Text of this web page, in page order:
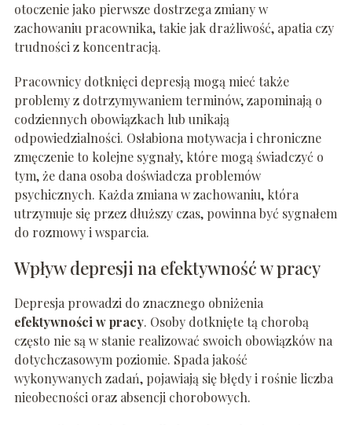
otoczenie jako pierwsze dostrzega zmiany w
zachowaniu pracownika, takie jak drażliwość, apatia czy
trudności z koncentracją.
Pracownicy dotknięci depresją mogą mieć także
problemy z dotrzymywaniem terminów, zapominają o
codziennych obowiązkach lub unikają
odpowiedzialności. Osłabiona motywacja i chroniczne
zmęczenie to kolejne sygnały, które mogą świadczyć o
tym, że dana osoba doświadcza problemów
psychicznych. Każda zmiana w zachowaniu, która
utrzymuje się przez dłuższy czas, powinna być sygnałem
do rozmowy i wsparcia.
Wpływ depresji na efektywność w pracy
Depresja prowadzi do znacznego obniżenia
efektywności w pracy. Osoby dotknięte tą chorobą
często nie są w stanie realizować swoich obowiązków na
dotychczasowym poziomie. Spada jakość
wykonywanych zadań, pojawiają się błędy i rośnie liczba
nieobecności oraz absencji chorobowych.